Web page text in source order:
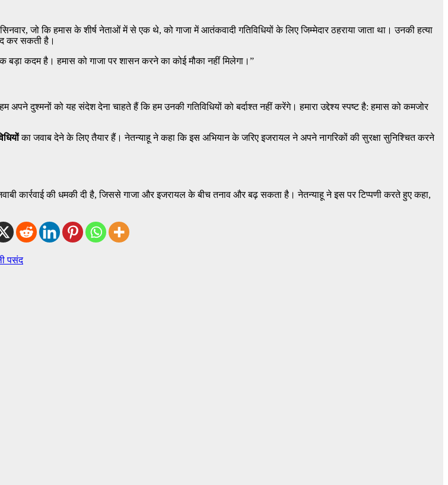
जो कि हमास के शीर्ष नेताओं में से एक थे, को गाजा में आतंकवादी गतिविधियों के लिए जिम्मेदार ठहराया जाता था। उनकी हत्या
कर सकती है।
बड़ा कदम है। हमास को गाजा पर शासन करने का कोई मौका नहीं मिलेगा।”
दुश्मनों को यह संदेश देना चाहते हैं कि हम उनकी गतिविधियों को बर्दाश्त नहीं करेंगे। हमारा उद्देश्य स्पष्ट है: हमास को कमजोर
का जवाब देने के लिए तैयार हैं। नेतन्याहू ने कहा कि इस अभियान के जरिए इजरायल ने अपने नागरिकों की सुरक्षा सुनिश्चित करने
कार्रवाई की धमकी दी है, जिससे गाजा और इजरायल के बीच तनाव और बढ़ सकता है। नेतन्याहू ने इस पर टिप्पणी करते हुए कहा,
पसंद